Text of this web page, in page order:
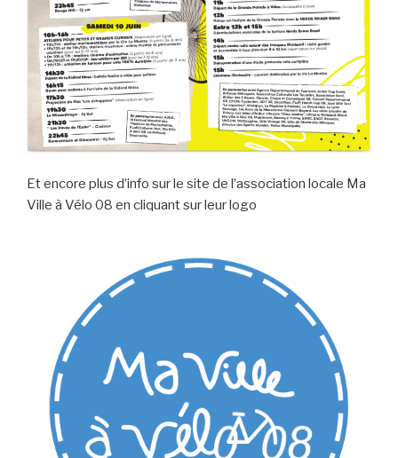
Et encore plus d’info sur le site de l’association locale Ma
Ville à Vélo 08 en cliquant sur leur logo